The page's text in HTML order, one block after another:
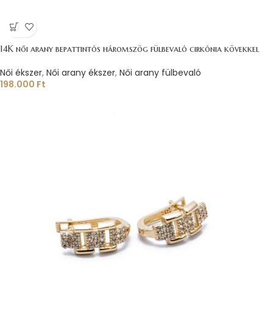
14K női arany bepattintós háromszög fülbevaló cirkónia kövekkel
Női ékszer, Női arany ékszer, Női arany fülbevaló
198.000 Ft